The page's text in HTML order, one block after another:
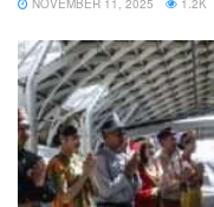
NOVEMBER 11, 2025 1.2K